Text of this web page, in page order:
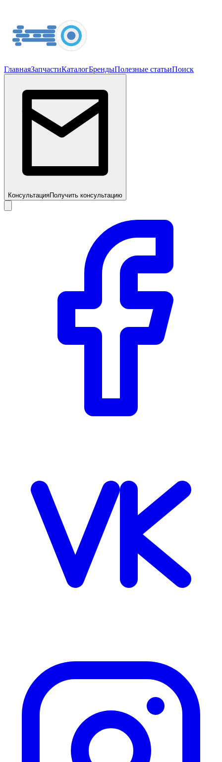
ГлавнаяЗапчастиКаталогБрендыПолезные статьиПоиск
КонсультацияПолучить консультацию